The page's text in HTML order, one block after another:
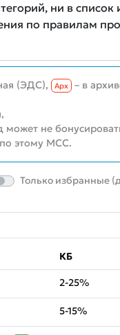
ни в список
по правилам
(ЭДС), Aрх – в
может не
этому MCC.
Только избранные
КБ
2-25%
5-15%